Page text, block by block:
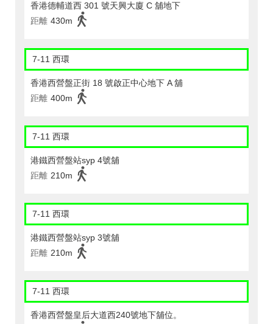
香港德輔道西 301 號天興大廈 C 舖地下
距離 430m
7-11 西環
香港西營盤正街 18 號啟正中心地下 A 舖
距離 400m
7-11 西環
港鐵西營盤站syp 4號舖
距離 210m
7-11 西環
港鐵西營盤站syp 3號舖
距離 210m
7-11 西環
香港西營盤皇后大道西240號地下舖位。